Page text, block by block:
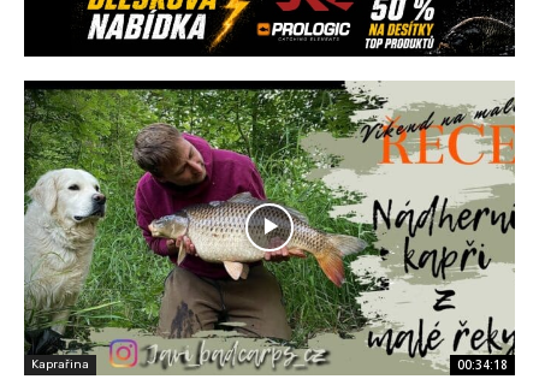
Kaprařina 00:34:18